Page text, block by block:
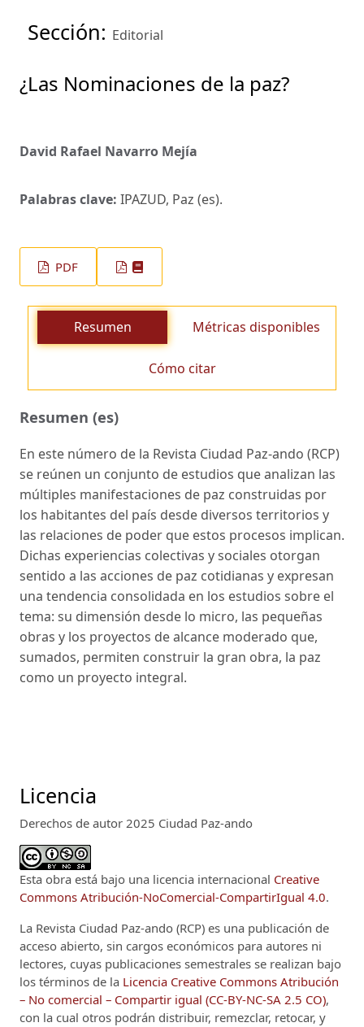
Sección: Editorial
¿Las Nominaciones de la paz?
David Rafael Navarro Mejía
Palabras clave: IPAZUD, Paz (es).
PDF
Resumen Métricas disponibles
Cómo citar
Resumen (es)
En este número de la Revista Ciudad Paz-ando (RCP)
se reúnen un conjunto de estudios que analizan las
múltiples manifestaciones de paz construidas por
los habitantes del país desde diversos territorios y
las relaciones de poder que estos procesos implican.
Dichas experiencias colectivas y sociales otorgan
sentido a las acciones de paz cotidianas y expresan
una tendencia consolidada en los estudios sobre el
tema: su dimensión desde lo micro, las pequeñas
obras y los proyectos de alcance moderado que,
sumados, permiten construir la gran obra, la paz
como un proyecto integral.
Licencia
Derechos de autor 2025 Ciudad Paz-ando
Esta obra está bajo una licencia internacional Creative
Commons Atribución-NoComercial-CompartirIgual 4.0.
La Revista Ciudad Paz-ando (RCP) es una publicación de
acceso abierto, sin cargos económicos para autores ni
lectores, cuyas publicaciones semestrales se realizan bajo
los términos de la Licencia Creative Commons Atribución
– No comercial – Compartir igual (CC-BY-NC-SA 2.5 CO),
con la cual otros podrán distribuir, remezclar, retocar, y